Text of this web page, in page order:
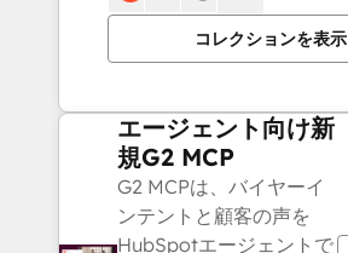
コレクションを表示
エージェント向け新
規G2 MCP
G2 MCPは、バイヤーイ
ンテントと顧客の声を
HubSpotエージェントで